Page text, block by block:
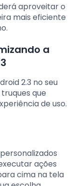
aproveitar o
mais eficiente
a
2.3 no seu
que
de uso.
ações
cima na tela